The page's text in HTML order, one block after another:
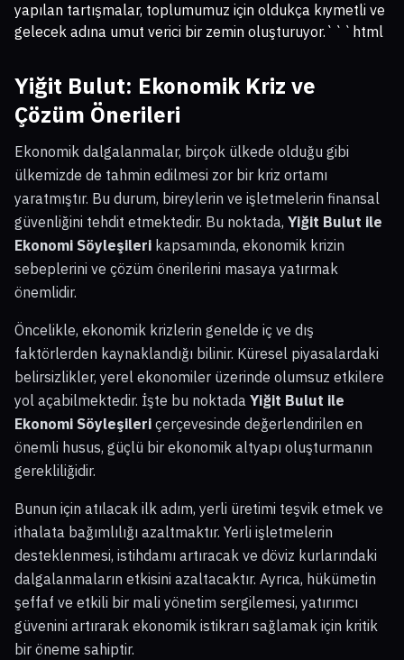
yapılan tartışmalar, toplumumuz için oldukça kıymetli ve
gelecek adına umut verici bir zemin oluşturuyor.```html
Yiğit Bulut: Ekonomik Kriz ve
Çözüm Önerileri
Ekonomik dalgalanmalar, birçok ülkede olduğu gibi
ülkemizde de tahmin edilmesi zor bir kriz ortamı
yaratmıştır. Bu durum, bireylerin ve işletmelerin finansal
güvenliğini tehdit etmektedir. Bu noktada, Yiğit Bulut ile
Ekonomi Söyleşileri kapsamında, ekonomik krizin
sebeplerini ve çözüm önerilerini masaya yatırmak
önemlidir.
Öncelikle, ekonomik krizlerin genelde iç ve dış
faktörlerden kaynaklandığı bilinir. Küresel piyasalardaki
belirsizlikler, yerel ekonomiler üzerinde olumsuz etkilere
yol açabilmektedir. İşte bu noktada Yiğit Bulut ile
Ekonomi Söyleşileri çerçevesinde değerlendirilen en
önemli husus, güçlü bir ekonomik altyapı oluşturmanın
gerekliliğidir.
Bunun için atılacak ilk adım, yerli üretimi teşvik etmek ve
ithalata bağımlılığı azaltmaktır. Yerli işletmelerin
desteklenmesi, istihdamı artıracak ve döviz kurlarındaki
dalgalanmaların etkisini azaltacaktır. Ayrıca, hükümetin
şeffaf ve etkili bir mali yönetim sergilemesi, yatırımcı
güvenini artırarak ekonomik istikrarı sağlamak için kritik
bir öneme sahiptir.